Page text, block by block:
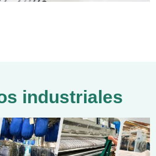
industriales